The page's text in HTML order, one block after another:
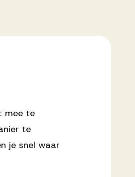
mee te
te
je snel waar